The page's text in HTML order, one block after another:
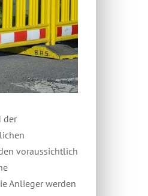
der
voraussichtlich
Anlieger werden